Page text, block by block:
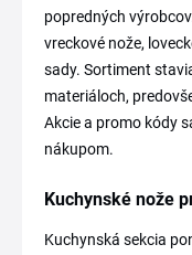
popredných
vreckové nože,
sady. Sortiment
materiáloch,
Akcie a promo kódy
nákupom.
Kuchynské nože
Kuchynská sekcia